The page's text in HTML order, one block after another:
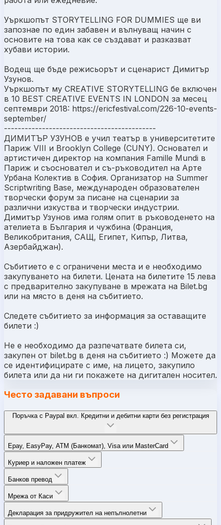
Уъркшопът STORYTELLING FOR DUMMIES ще ви
запознае по един забавен и вълнуващ начин с
основите на това как се създават и разказват
хубави истории.
Водещ ще бъде режисьорът и сценарист Димитър
Узунов.
Уъркшопът му CREATIVE STORYTELLING бе включен
в 10 BEST CREATIVE EVENTS IN LONDON за месец
септември 2018: https://ericfestival.com/226-10-events-
september/
--------------------------------------------
ДИМИТЪР УЗУНОВ е учил театър в университетите
Париж VIII и Brooklyn College (CUNY). Основател и
артистичен директор на компания Famille Mundi в
Париж и съосновател и съ-ръководител на Арте
Урбана Колектив в София. Организатор на Summer
Scriptwriting Base, международен образователен
творчески форум за писане на сценарии за
различни изкуства и творчески индустрии.
Димитър Узунов има голям опит в ръководенето на
ателиета в България и чужбина (Франция,
Великобритания, САЩ, Египет, Кипър, Литва,
Азербайджан).
Събитието е с ограничени места и е необходимо
закупуването на билети. Цената на билетите 15 лева
с предварително закупуване в мрежата на Bilet.bg
или на място в деня на събитието.
Следете събитието за информация за оставащите
билети :)
Не е необходимо да разпечатвате билета си,
закупен от bilet.bg в деня на събитието :) Можете да
се идентифицирате с име, на лицето, закупило
билета или да ни ги покажете на дигитален носител.
Често задавани въпроси
Поръчка с Paypal вкл. Кредитни и дебитни карти без регистрация
Epay, EasyPay, ATM (Банкомат), Visa или MasterCard
Куриер и наложен платеж
Банков превод
Мрежа от Каси
Декларация за придружител на непълнолетни